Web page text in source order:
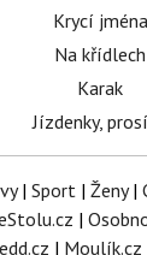
Krycí jména
Na křídlech
Karak
Jízdenky,
| Sport | Ženy|
|
| Moulík.cz